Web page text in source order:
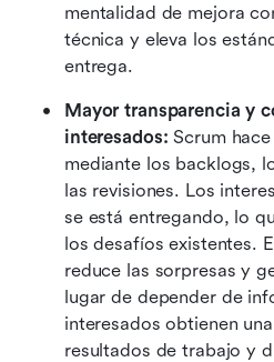
mentalidad de mejora
técnica y eleva los
entrega.
Mayor transparencia y
interesados: Scrum
mediante los backlogs,
las revisiones. Los
se está entregando, lo
los desafíos existentes.
reduce las sorpresas y
lugar de depender de
interesados obtienen
resultados de trabajo y